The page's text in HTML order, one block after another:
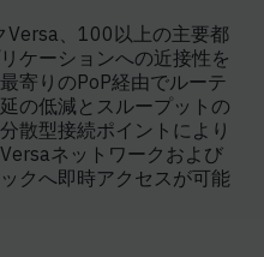
Versa、100以上の主要都
ケーションへの近接性を
寄りのPoP経由でルーテ
の低減とスループットの
散型接続ポイントにより
ネットワークおよび
クへ即時アクセスが可能